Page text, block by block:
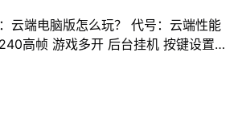
云端电脑版怎么玩？ 代号：云端性能
高帧 游戏多开 后台挂机 按键设置